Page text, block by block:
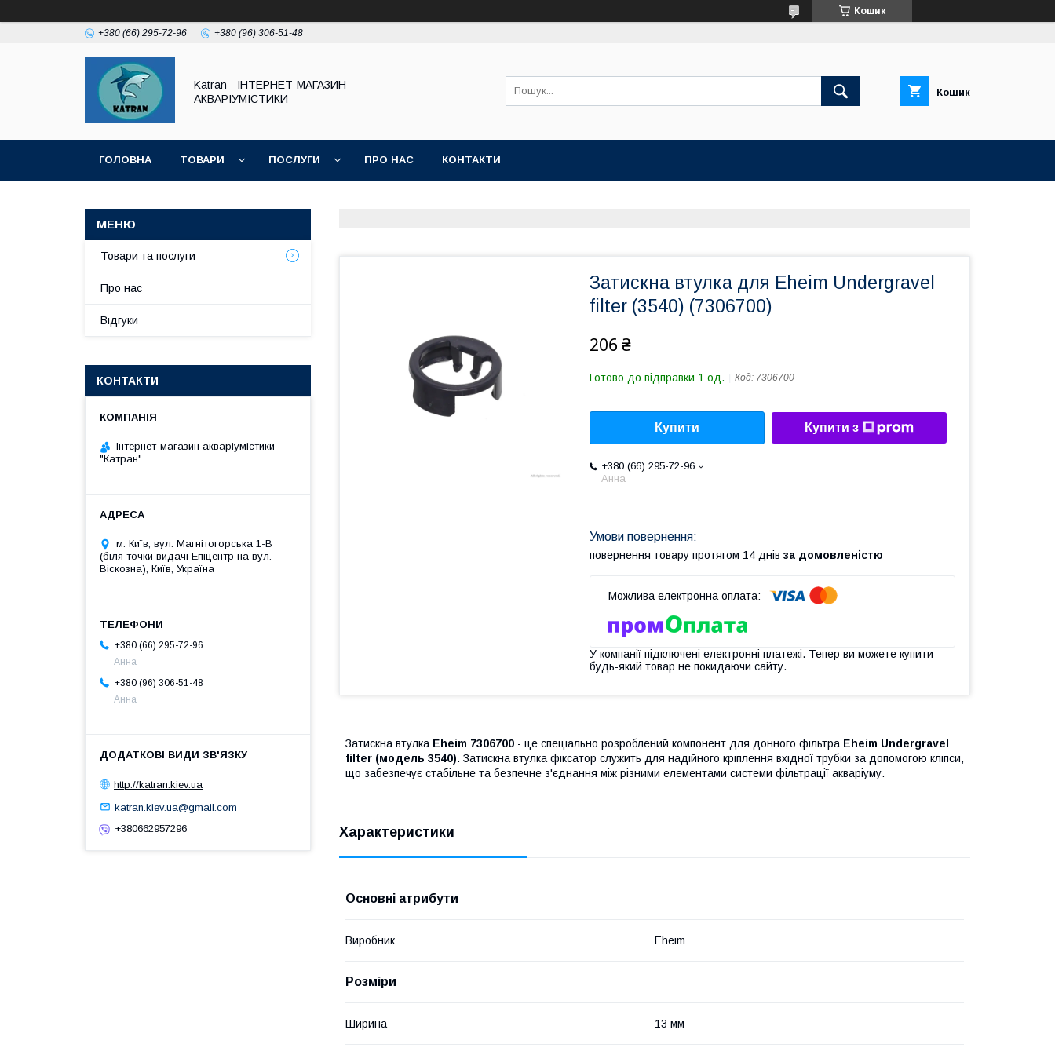
Кошик
+380 (66) 295-72-96 +380 (96) 306-51-48
Katran - ІНТЕРНЕТ-МАГАЗИН
АКВАРІУМІСТИКИ
Кошик
ГОЛОВНА ТОВАРИ ПОСЛУГИ ПРО НАС КОНТАКТИ
Затискна втулка для Eheim Undergravel
filter (3540) (7306700)
206 ₴
Готово до відправки 1 од. Код: 7306700
Купити Купити з
+380 (66) 295-72-96
Анна
повернення товару протягом 14 днів за домовленістю
У компанії підключені електронні платежі. Тепер ви можете купити
будь-який товар не покидаючи сайту.
Затискна втулка Eheim 7306700 - це спеціально розроблений компонент для донного фільтра Eheim Undergravel
filter (модель 3540). Затискна втулка фіксатор служить для надійного кріплення вхідної трубки за допомогою кліпси,
що забезпечує стабільне та безпечне з'єднання між різними елементами системи фільтрації акваріуму.
Характеристики
Основні атрибути
Виробник Eheim
Розміри
Ширина 13 мм
Товари та послуги
Про нас
Відгуки
КОНТАКТИ
Інтернет-магазин акваріумістики
"Катран"
м. Київ, вул. Магнітогорська 1-В
(біля точки видачі Епіцентр на вул.
Віскозна), Київ, Україна
+380 (66) 295-72-96
Анна
+380 (96) 306-51-48
Анна
http://katran.kiev.ua
katran.kiev.ua@gmail.com
+380662957296